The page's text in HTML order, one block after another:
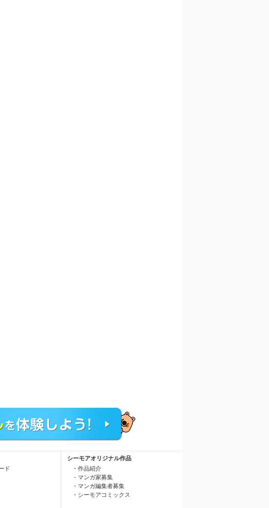
ド
シーモアオリジナル作品
・作品紹介
・マンガ家募集
・マンガ編集者募集
・シーモアコミックス